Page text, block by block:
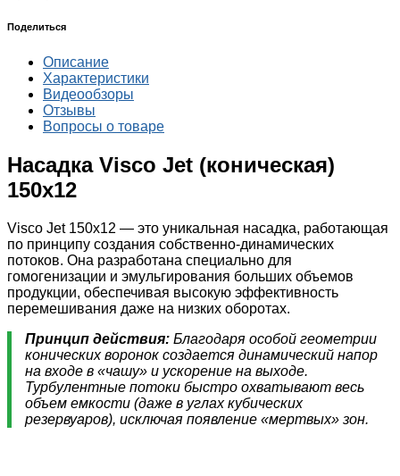
Поделиться
Описание
Характеристики
Видеообзоры
Отзывы
Вопросы о товаре
Насадка Visco Jet (коническая)
150х12
Visco Jet 150х12 — это уникальная насадка, работающая
по принципу создания собственно-динамических
потоков. Она разработана специально для
гомогенизации и эмульгирования больших объемов
продукции, обеспечивая высокую эффективность
перемешивания даже на низких оборотах.
Принцип действия: Благодаря особой геометрии
конических воронок создается динамический напор
на входе в «чашу» и ускорение на выходе.
Турбулентные потоки быстро охватывают весь
объем емкости (даже в углах кубических
резервуаров), исключая появление «мертвых» зон.